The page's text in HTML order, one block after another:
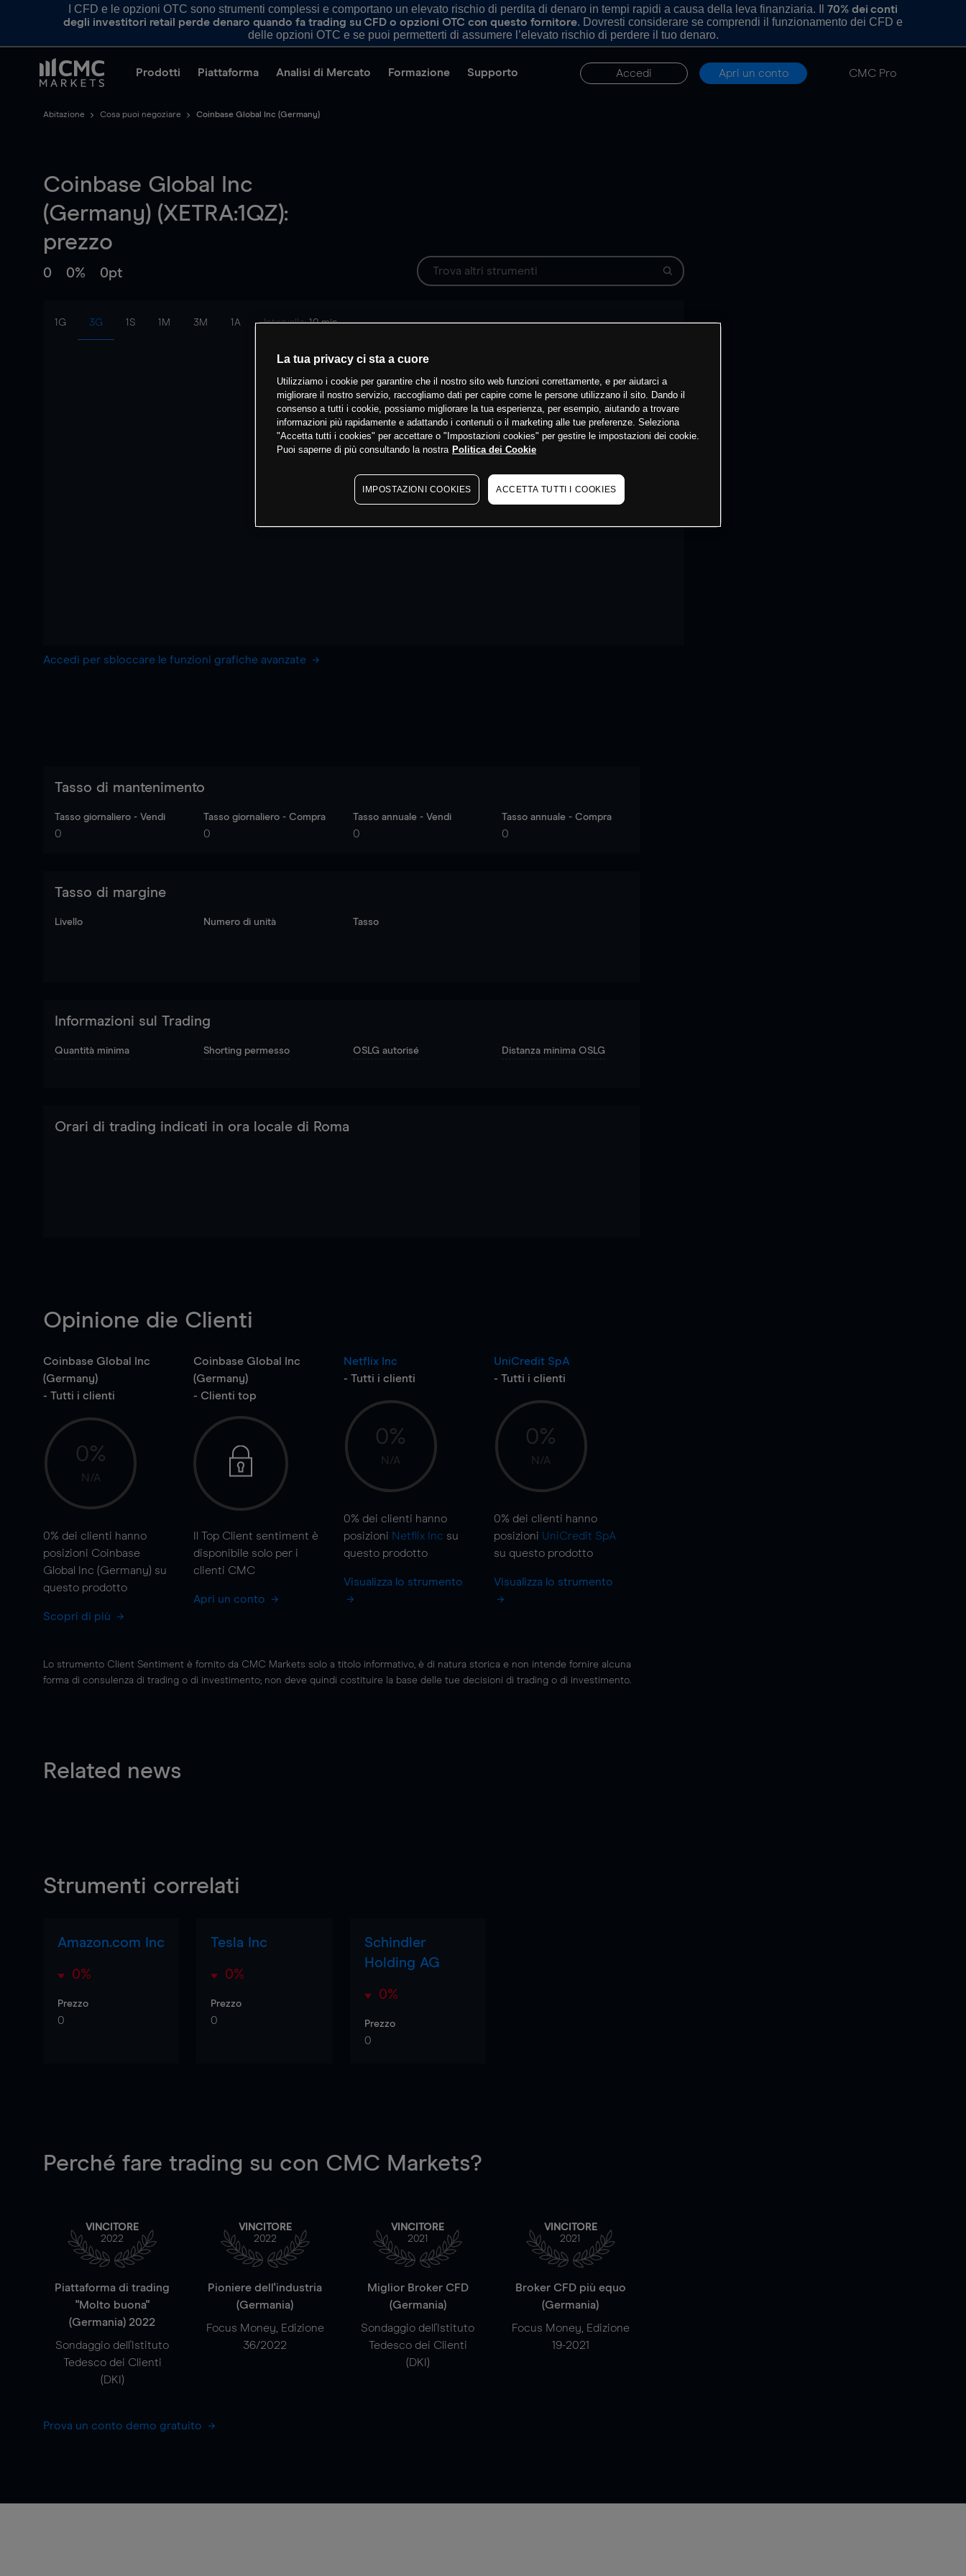
I CFD e le opzioni OTC sono strumenti complessi e comportano un elevato rischio di perdita di denaro in tempi rapidi a causa della leva finanziaria. Il 70% dei conti
degli investitori retail perde denaro quando fa trading su CFD o opzioni OTC con questo fornitore. Dovresti considerare se comprendi il funzionamento dei CFD e
delle opzioni OTC e se puoi permetterti di assumere l’elevato rischio di perdere il tuo denaro.
Prodotti Piattaforma Analisi di Mercato Formazione Supporto Accedi Apri un conto CMC Pro
Abitazione Cosa puoi negoziare Coinbase Global Inc (Germany)
Coinbase Global Inc
(Germany) (XETRA:1QZ):
prezzo
0 0% 0pt
1G 3G 1S 1M 3M 1A Intervallo:10 min
Accedi per sbloccare le funzioni grafiche avanzate
Tasso di mantenimento
Tasso giornaliero - Vendi
0
Tasso giornaliero - Compra
0
Tasso annuale - Vendi
0
Tasso annuale - Compra
0
Tasso di margine
Livello Numero di unità Tasso
Informazioni sul Trading
Quantità minima Shorting permesso OSLG autorisé Distanza minima OSLG
Orari di trading indicati in ora locale di Roma
Opinione die Clienti
Coinbase Global Inc
(Germany)
- Tutti i clienti
0%
N/A
0% dei clienti hanno
posizioni Coinbase
Global Inc (Germany) su
questo prodotto
Scopri di più
Coinbase Global Inc
(Germany)
- Clienti top
Il Top Client sentiment è
disponibile solo per i
clienti CMC
Apri un conto
Netflix Inc
- Tutti i clienti
0%
N/A
0% dei clienti hanno
posizioni Netflix Inc su
questo prodotto
Visualizza lo strumento
UniCredit SpA
- Tutti i clienti
0%
N/A
0% dei clienti hanno
posizioni UniCredit SpA
su questo prodotto
Visualizza lo strumento
Lo strumento Client Sentiment è fornito da CMC Markets solo a titolo informativo, è di natura storica e non intende fornire alcuna
forma di consulenza di trading o di investimento; non deve quindi costituire la base delle tue decisioni di trading o di investimento.
Related news
Strumenti correlati
Amazon.com Inc
0%
Prezzo
0
Tesla Inc
0%
Prezzo
0
Schindler
Holding AG
0%
Prezzo
0
Perché fare trading su con CMC Markets?
VINCITORE
2022
Piattaforma di trading
"Molto buona"
(Germania) 2022
Sondaggio dell'Istituto
Tedesco dei Clienti
(DKI)
VINCITORE
2022
Pioniere dell'industria
(Germania)
Focus Money, Edizione
36/2022
VINCITORE
2021
Miglior Broker CFD
(Germania)
Sondaggio dell'Istituto
Tedesco dei Clienti
(DKI)
VINCITORE
2021
Broker CFD più equo
(Germania)
Focus Money, Edizione
19-2021
Prova un conto demo gratuito
La tua privacy ci sta a cuore
Utilizziamo i cookie per garantire che il nostro sito web funzioni correttamente, e per aiutarci a
migliorare il nostro servizio, raccogliamo dati per capire come le persone utilizzano il sito. Dando il
consenso a tutti i cookie, possiamo migliorare la tua esperienza, per esempio, aiutando a trovare
informazioni più rapidamente e adattando i contenuti o il marketing alle tue preferenze. Seleziona
"Accetta tutti i cookies" per accettare o "Impostazioni cookies" per gestire le impostazioni dei cookie.
Puoi saperne di più consultando la nostra Politica dei Cookie
IMPOSTAZIONI COOKIES ACCETTA TUTTI I COOKIES